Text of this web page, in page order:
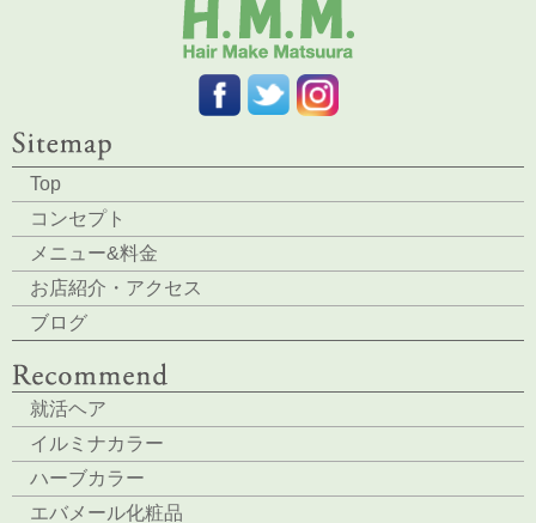
Top
コンセプト
メニュー&料金
お店紹介・アクセス
ブログ
就活ヘア
イルミナカラー
ハーブカラー
エバメール化粧品